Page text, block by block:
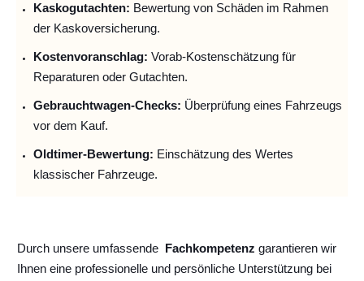
Kaskogutachten: Bewertung von Schäden im Rahmen
der Kaskoversicherung.
Kostenvoranschlag: Vorab-Kostenschätzung für
Reparaturen oder Gutachten.
Gebrauchtwagen-Checks: Überprüfung eines Fahrzeugs
vor dem Kauf.
Oldtimer-Bewertung: Einschätzung des Wertes
klassischer Fahrzeuge.
Durch unsere umfassende Fachkompetenz garantieren wir
Ihnen eine professionelle und persönliche Unterstützung bei